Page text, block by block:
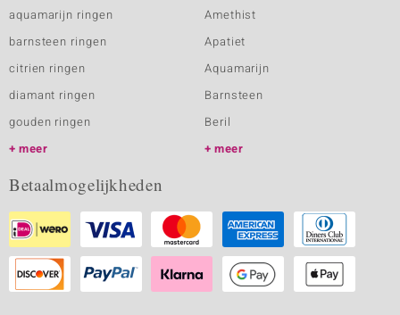
aquamarijn ringen
barnsteen ringen
citrien ringen
diamant ringen
gouden ringen
meer
Amethist
Apatiet
Aquamarijn
Barnsteen
Beril
meer
Betaalmogelijkheden